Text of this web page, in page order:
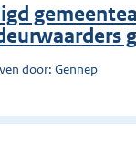
door: Gennep